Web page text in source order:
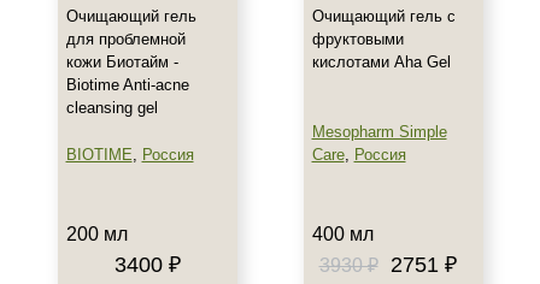
Очищающий гель
для проблемной
кожи Биотайм -
Biotime Anti-acne
cleansing gel
BIOTIME, Россия
200 мл
3400 ₽
Очищающий гель с
фруктовыми
кислотами Aha Gel
Mesopharm Simple
Care, Россия
400 мл
3930 ₽
2751 ₽